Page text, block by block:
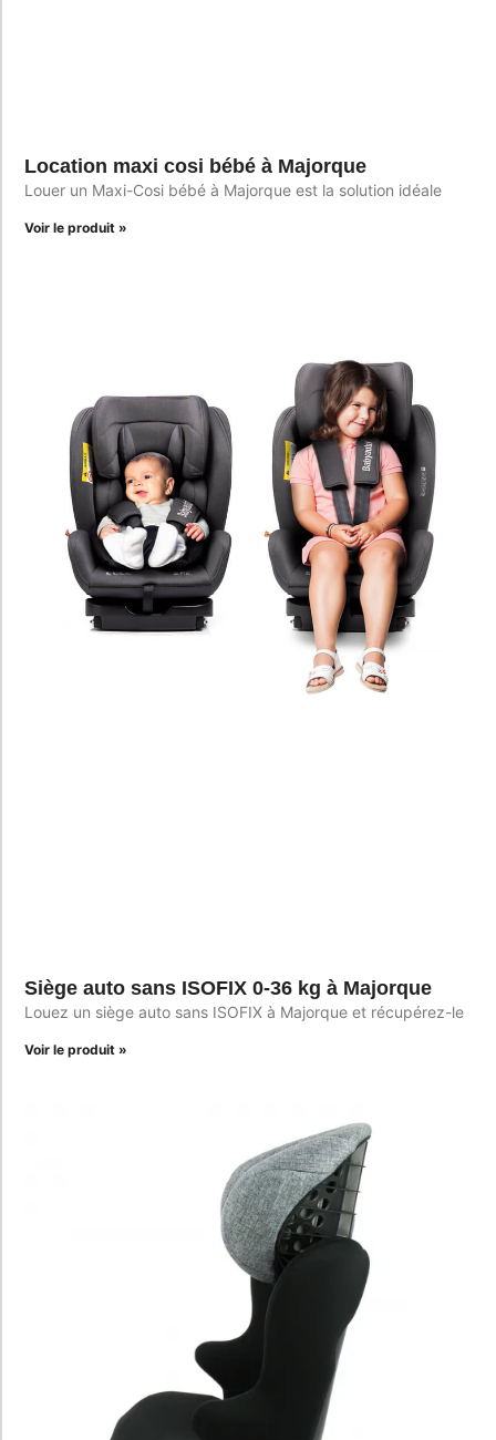
Location maxi cosi bébé à Majorque
Louer un Maxi-Cosi bébé à Majorque est la solution idéale
Voir le produit »
Siège auto sans ISOFIX 0-36 kg à Majorque
Louez un siège auto sans ISOFIX à Majorque et récupérez-le
Voir le produit »